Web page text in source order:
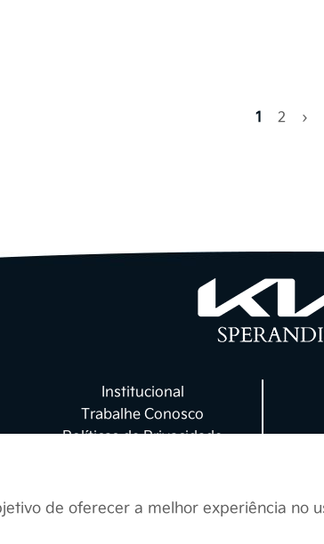
1 2 ›
de proteção e privacidade de dados
e todos os nossos
Finalidade do uso de
possamos prestar os nossos serviços, os
vigentes. Esses também são
transações ou, mediante seu
produtos e serviços ou
serviços ou divulgações diversas através
49 3330
Institucional
Trabalhe Conosco
Políticas de Privacidade
de oferecer a melhor experiência no